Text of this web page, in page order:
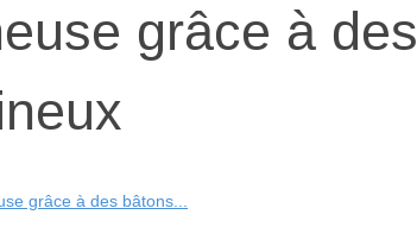
grâce à des
grâce à des bâtons...